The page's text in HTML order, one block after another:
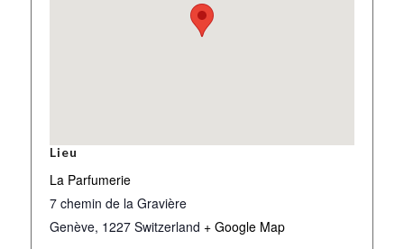
Lieu
La Parfumerie
7 chemin de la Gravière
Genève, 1227 Switzerland + Google Map